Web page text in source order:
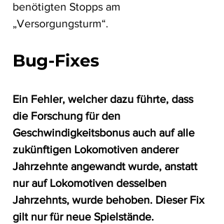
benötigten Stopps am
„Versorgungsturm“.
Bug-Fixes
Ein Fehler, welcher dazu führte, dass
die Forschung für den
Geschwindigkeitsbonus auch auf alle
zukünftigen Lokomotiven anderer
Jahrzehnte angewandt wurde, anstatt
nur auf Lokomotiven desselben
Jahrzehnts, wurde behoben. Dieser Fix
gilt nur für neue Spielstände.